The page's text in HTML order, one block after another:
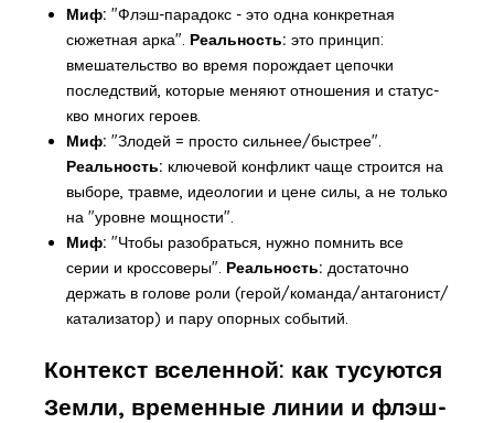
Миф: "Флэш-парадокс - это одна конкретная
сюжетная арка". Реальность: это принцип:
вмешательство во время порождает цепочки
последствий, которые меняют отношения и статус-
кво многих героев.
Миф: "Злодей = просто сильнее/быстрее".
Реальность: ключевой конфликт чаще строится на
выборе, травме, идеологии и цене силы, а не только
на "уровне мощности".
Миф: "Чтобы разобраться, нужно помнить все
серии и кроссоверы". Реальность: достаточно
держать в голове роли (герой/команда/антагонист/
катализатор) и пару опорных событий.
Контекст вселенной: как тусуются
Земли, временные линии и флэш-